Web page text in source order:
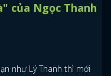
của Ngọc Thanh
như Lý Thanh thì mới